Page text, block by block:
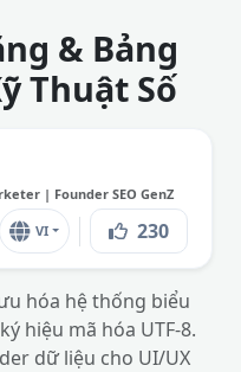
& Bảng
Thuật Số
| Founder SEO GenZ
VI 230
hóa hệ thống biểu
hiệu mã hóa UTF-8.
dữ liệu cho UI/UX